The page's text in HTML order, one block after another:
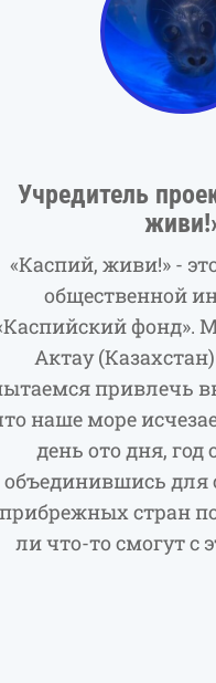
Учредитель
«Каспий, живи!» -
общественной
фонд».
Актау
привлечь
наше море
день ото дня, год
объединившись для
прибрежных стран
ли что-то смогут с